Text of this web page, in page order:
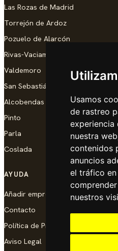
Usamos
de rastreo
experiencia
nuestra
contenidos
anuncios
el tráfico
nuestros
Las Rozas de Madrid
Torrejón de Ardoz
Pozuelo de Alarcón
Rivas-Vaciamadrid
Valdemoro
San Sebastián de los Reyes
Alcobendas
Pinto
Parla
Coslada
AYUDA
Añadir empresa
Contacto
Política de Privacidad
Aviso Legal